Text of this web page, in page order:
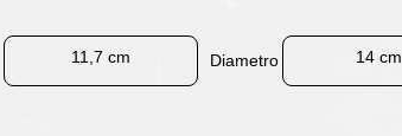
11,7 cm Diametro 14 cm